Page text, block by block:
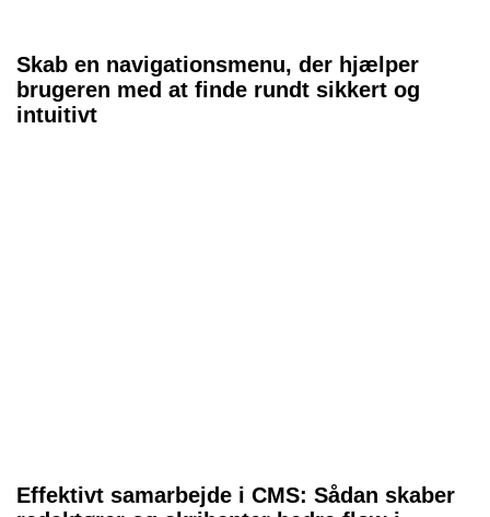
Skab en navigationsmenu, der hjælper
brugeren med at finde rundt sikkert og
intuitivt
Effektivt samarbejde i CMS: Sådan skaber